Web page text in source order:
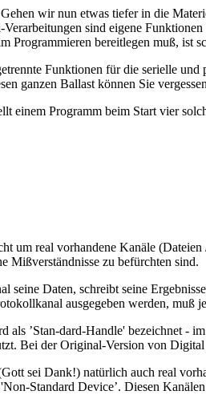
wir nun etwas tiefer in die
sind eigene
bereitlegen muß, ist
Funktionen für die serielle
ganzen Ballast können Sie
einem Programm beim Start vier
um real vorhandene Kanäle
Mißverständnisse zu befürchten sind.
seine Daten, schreibt seine
ausgegeben werden, muß
’Stan-dard-Handle' bezeichnet -
Bei der Original-Version von
sei Dank!) natürlich auch real
Standard Device’. Diesen